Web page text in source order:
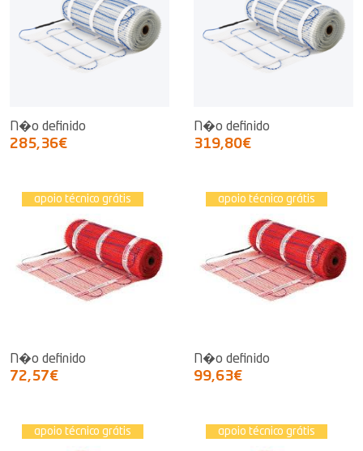
N�o definido
285,36€
N�o definido
319,80€
apoio técnico grátis
N�o definido
72,57€
apoio técnico grátis
N�o definido
99,63€
apoio técnico grátis apoio técnico grátis